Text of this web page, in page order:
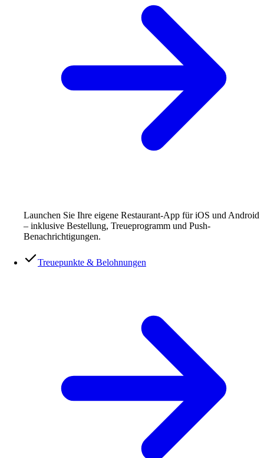
Launchen Sie Ihre eigene Restaurant-App für iOS und Android
– inklusive Bestellung, Treueprogramm und Push-
Benachrichtigungen.
Treuepunkte & Belohnungen